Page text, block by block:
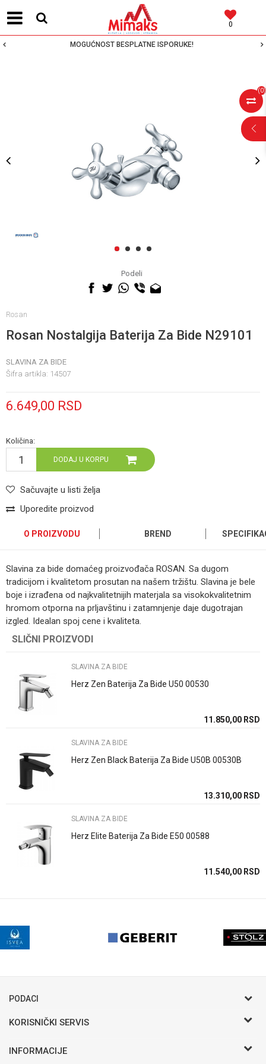
0
MOGUĆNOST BESPLATNE ISPORUKE!
(0)
1 2 3 4
Podeli
Rosan
Rosan Nostalgija Baterija Za Bide N29101
SLAVINA ZA BIDE
Šifra artikla: 14507
6.649,00 RSD
Količina:
DODAJ U KORPU
Sačuvajte u listi želja
Uporedite proizvod
POMOĆ PRI
KUPOVINI
O PROIZVODU BREND
Slavina za bide domaćeg proizvođača ROSAN. Sa dugom
tradicijom i kvalitetom prosutan na našem tržištu. Slavina je bele
boje i izrađena od najkvalitetnijih materjala sa visokokvalitetnim
hromom otporna na prljavštinu i zatamnjenje daje dugotrajan
izgled. Idealan spoj cene i kvaliteta.
Ime/Nadimak
Email
Kategorija
Način ugradnje/Tip Stojeci/a
Zemlja proizvodnje
SLIČNI PROIZVODI
SLAVINA ZA BIDE
Herz Zen Baterija Za Bide U50 00530
11.850,00 RSD
SLAVINA ZA BIDE
Herz Zen Black Baterija Za Bide U50B 00530B
13.310,00 RSD
SLAVINA ZA BIDE
Herz Elite Baterija Za Bide E50 00588
11.540,00 RSD
PODACI
KORISNIČKI SERVIS
INFORMACIJE